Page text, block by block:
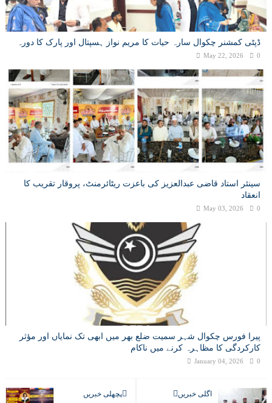
ڈپٹی کمشنر چکوال سارہ حیات کا مریم نواز ہسپتال اور پارک کا دورہ
May 22, 2026 0
سینئر استاد قاضی عبدالعزیز کی باعزت ریٹائرمنٹ، پروقار تقریب کا
انعقاد
May 03, 2026 0
پیرا فورس چکوال شہر سمیت ضلع بھر میں ابھی تک نمایاں اور مؤثر
کارکردگی کا مظاہرہ کرنے میں ناکام
January 04, 2026 0
اگلی خبریں پچھلی خبریں